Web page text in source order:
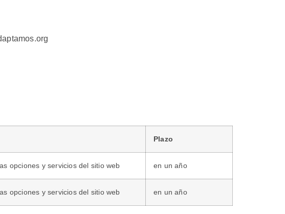
Plazo
opciones y servicios del sitio web en un año
opciones y servicios del sitio web en un año